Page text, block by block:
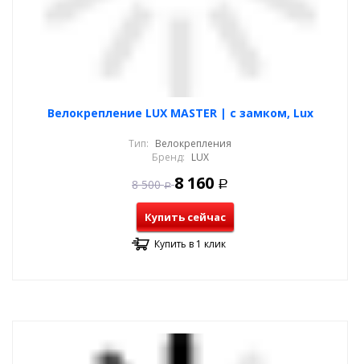
Велокрепление LUX MASTER | с замком, Lux
Тип: Велокрепления
Бренд: LUX
8 500 Р 8 160 Р
Купить сейчас
Купить в 1 клик